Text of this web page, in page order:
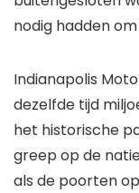
nodig hadden
Indianapolis
dezelfde tijd
het historische
greep op de
als de poorten